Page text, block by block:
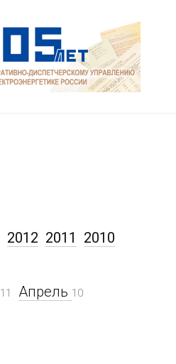
11 Апрель 10
2012 2011
2010